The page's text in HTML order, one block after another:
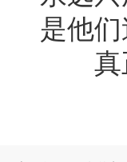
是他
真正